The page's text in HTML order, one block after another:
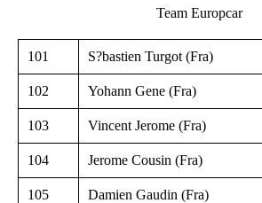
Team Europcar
101 S?bastien Turgot (Fra)
102 Yohann Gene (Fra)
103 Vincent Jerome (Fra)
104 Jerome Cousin (Fra)
105 Damien Gaudin (Fra)